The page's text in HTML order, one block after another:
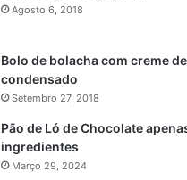
Agosto 6, 2018
Bolo de bolacha com creme
condensado
Setembro 27, 2018
Pão de Ló de Chocolate
ingredientes
Março 29, 2024